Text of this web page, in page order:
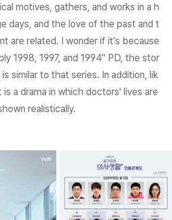
motives, gathers, and works in a h
days, and the love of the past and t
are related. I wonder if it's because
1998, 1997, and 1994" PD, the stor
similar to that series. In addition, lik
is a drama in which doctors' lives are
realistically.